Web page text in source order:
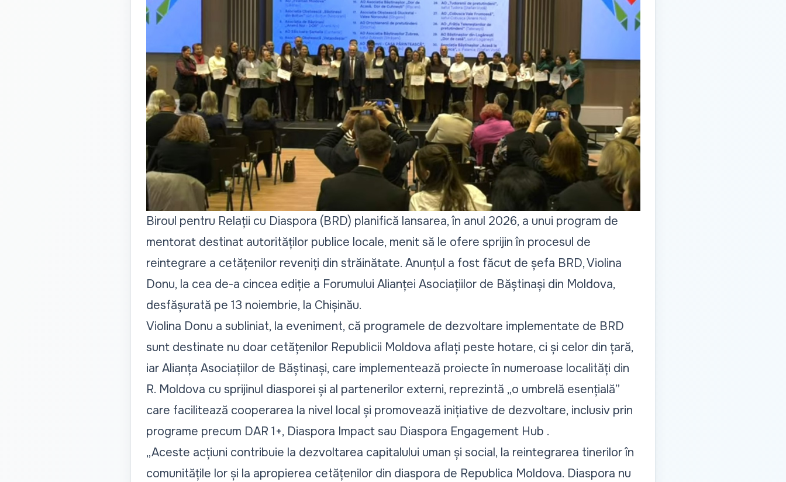
Biroul pentru Relații cu Diaspora (BRD) planifică lansarea, în anul 2026, a unui program de
mentorat destinat autorităților publice locale, menit să le ofere sprijin în procesul de
reintegrare a cetățenilor reveniți din străinătate. Anunțul a fost făcut de șefa BRD, Violina
Donu, la cea de-a cincea ediție a Forumului Alianței Asociațiilor de Băștinași din Moldova,
desfășurată pe 13 noiembrie, la Chișinău.
Violina Donu a subliniat, la eveniment, că programele de dezvoltare implementate de BRD
sunt destinate nu doar cetățenilor Republicii Moldova aflați peste hotare, ci și celor din țară,
iar Alianța Asociațiilor de Băștinași, care implementează proiecte în numeroase localități din
R. Moldova cu sprijinul diasporei și al partenerilor externi, reprezintă „o umbrelă esențială”
care facilitează cooperarea la nivel local și promovează inițiative de dezvoltare, inclusiv prin
programe precum DAR 1+, Diaspora Impact sau Diaspora Engagement Hub .
„Aceste acțiuni contribuie la dezvoltarea capitalului uman și social, la reintegrarea tinerilor în
comunitățile lor și la apropierea cetățenilor din diaspora de Republica Moldova. Diaspora nu